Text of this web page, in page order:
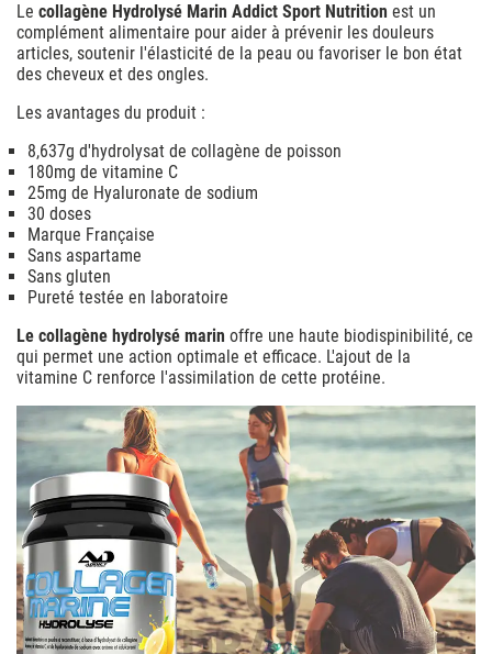
Le collagène Hydrolysé Marin Addict Sport Nutrition est un
complément alimentaire pour aider à prévenir les douleurs
articles, soutenir l'élasticité de la peau ou favoriser le bon état
des cheveux et des ongles.
Les avantages du produit :
8,637g d'hydrolysat de collagène de poisson
180mg de vitamine C
25mg de Hyaluronate de sodium
30 doses
Marque Française
Sans aspartame
Sans gluten
Pureté testée en laboratoire
Le collagène hydrolysé marin offre une haute biodispinibilité, ce
qui permet une action optimale et efficace. L'ajout de la
vitamine C renforce l'assimilation de cette protéine.